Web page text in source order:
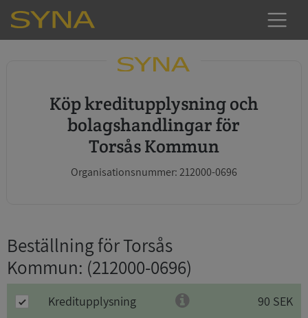
Köp kreditupplysning och
bolagshandlingar för
Torsås Kommun
Organisationsnummer: 212000-0696
Beställning för Torsås
Kommun: (212000-0696)
Kreditupplysning 90 SEK